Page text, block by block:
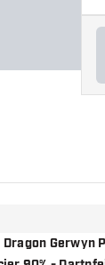
hinzufügen
Dragon Gerwyn